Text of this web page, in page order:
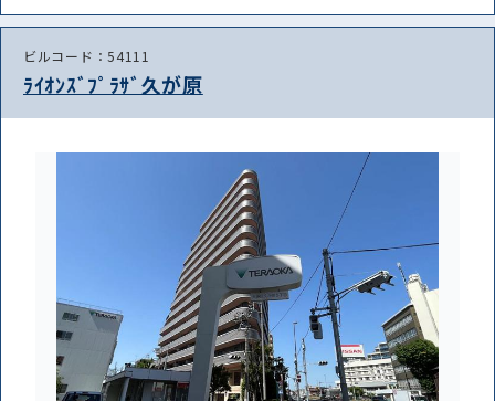
路線・駅
から探す
条件を絞り込む
ビルコード：54111
ﾗｲｵﾝｽﾞﾌﾟﾗｻﾞ久が原